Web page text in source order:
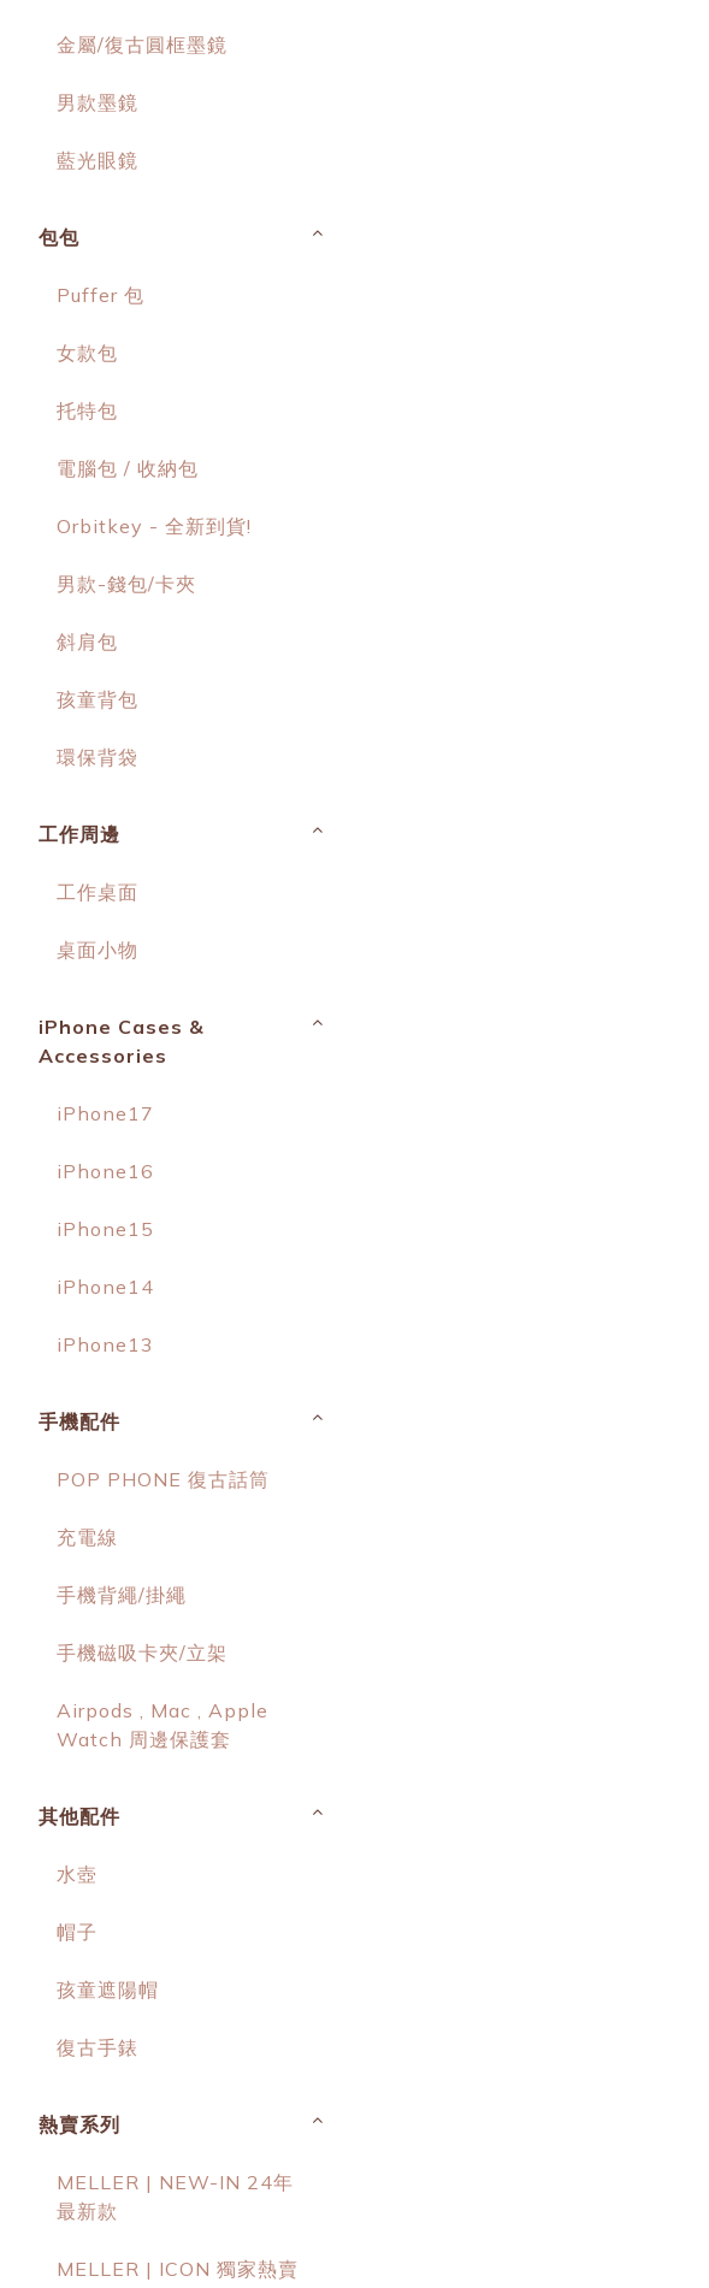
金屬/復古圓框墨鏡
男款墨鏡
藍光眼鏡
包包
Puffer 包
女款包
托特包
電腦包 / 收納包
Orbitkey - 全新到貨!
男款-錢包/卡夾
斜肩包
孩童背包
環保背袋
工作周邊
工作桌面
桌面小物
iPhone Cases &
Accessories
iPhone17
iPhone16
iPhone15
iPhone14
iPhone13
手機配件
POP PHONE 復古話筒
充電線
手機背繩/掛繩
手機磁吸卡夾/立架
Airpods , Mac , Apple
Watch 周邊保護套
其他配件
水壺
帽子
孩童遮陽帽
復古手錶
熱賣系列
MELLER | NEW-IN 24年
最新款
MELLER | ICON 獨家熱賣